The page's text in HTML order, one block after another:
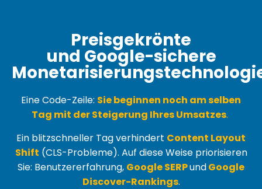
Preisgekrönte
und Google-sichere
Eine Code-Zeile: Sie beginnen noch am selben
Tag mit der Steigerung Ihres Umsatzes.
Ein blitzschneller Tag verhindert Content Layout
Shift (CLS-Probleme). Auf diese Weise priorisieren
Sie: Benutzererfahrung, Google SERPundGoogle
Discover-Rankings.